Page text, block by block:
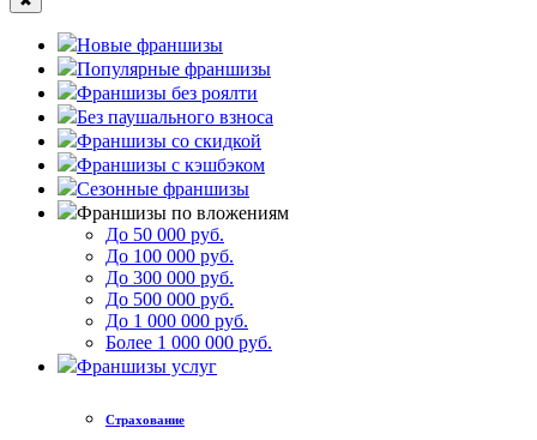
Новые франшизы
Популярные франшизы
Франшизы без роялти
Без паушального взноса
Франшизы со скидкой
Франшизы с кэшбэком
Сезонные франшизы
Франшизы по вложениям
До 50 000 руб.
До 100 000 руб.
До 300 000 руб.
До 500 000 руб.
До 1 000 000 руб.
Более 1 000 000 руб.
Франшизы услуг
Страхование